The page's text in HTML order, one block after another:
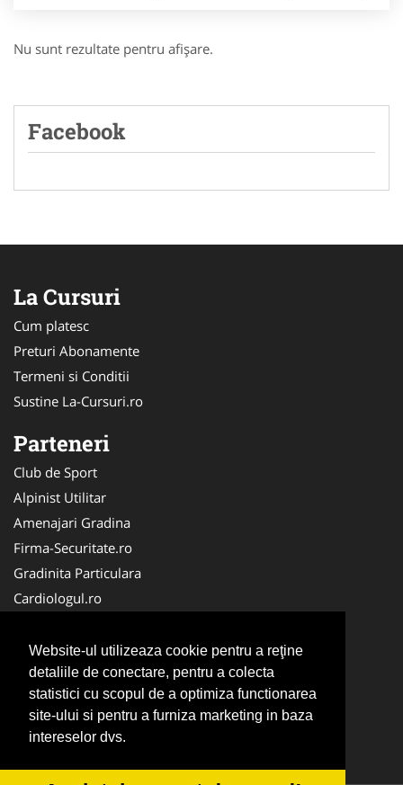
Website-ul utilizeaza cookie pentru a reţine
detaliile de conectare, pentru a colecta
statistici cu scopul de a optimiza functionarea
site-ului si pentru a furniza marketing in baza
intereselor dvs.
Nu sunt rezultate pentru afişare.
Facebook
La Cursuri
Cum platesc
Preturi Abonamente
Termeni si Conditii
Sustine La-Cursuri.ro
Parteneri
Club de Sport
Alpinist Utilitar
Amenajari Gradina
Firma-Securitate.ro
Gradinita Particulara
Cardiologul.ro
Service-Reparatii.com
Ambalaje Romania
Cabinet-Individual.ro
CentruInchirieri.ro